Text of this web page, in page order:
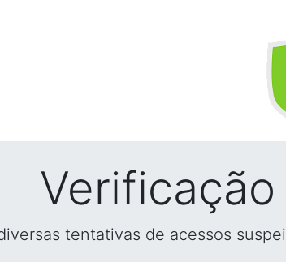
tentativas de acessos